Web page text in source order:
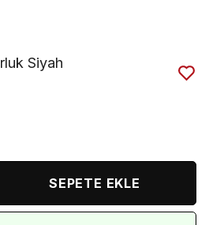
Siyah
SEPETE EKLE